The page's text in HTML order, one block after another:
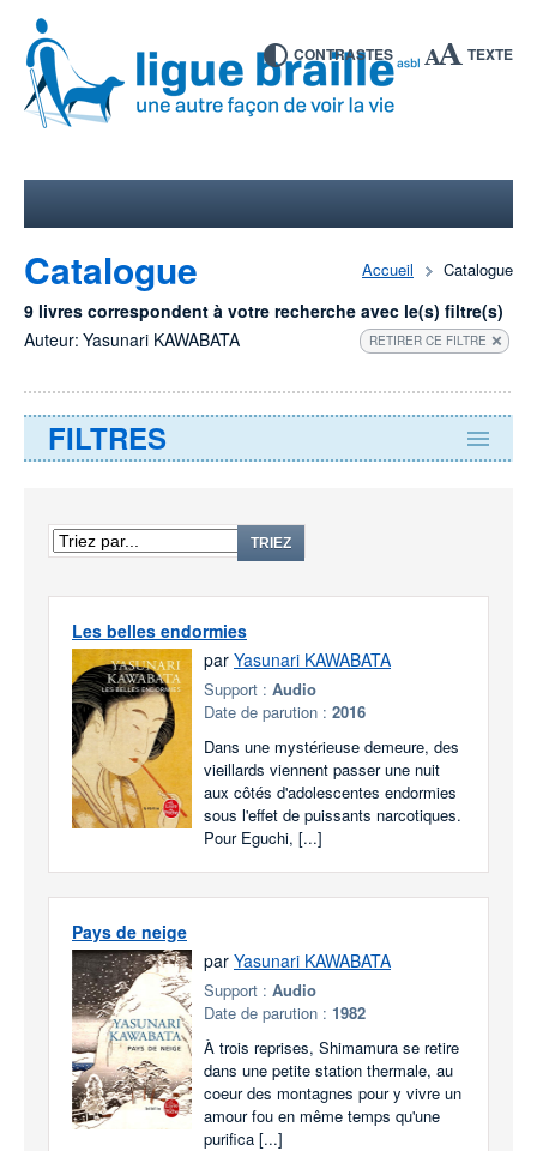
CONTRASTES TEXTE
Accueil Catalogue
Catalogue
9 livres correspondent à votre recherche avec le(s) filtre(s)
Auteur: Yasunari KAWABATA RETIRER CE FILTRE
FILTRES
TRIEZ
Les belles endormies
par Yasunari KAWABATA
Support : Audio
Date de parution : 2016
Dans une mystérieuse demeure, des
vieillards viennent passer une nuit
aux côtés d'adolescentes endormies
sous l'effet de puissants narcotiques.
Pour Eguchi, [...]
Pays de neige
par Yasunari KAWABATA
Support : Audio
Date de parution : 1982
À trois reprises, Shimamura se retire
dans une petite station thermale, au
coeur des montagnes pour y vivre un
amour fou en même temps qu'une
purifica [...]